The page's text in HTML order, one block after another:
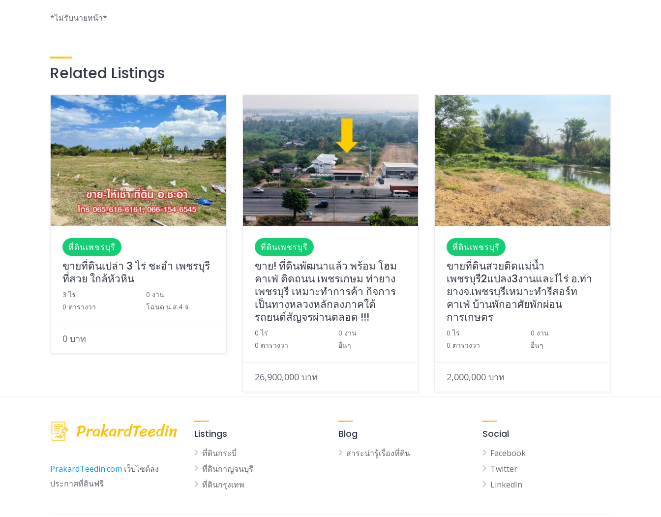
*ไม่รับนายหน้า*
Related Listings
ที่ดินเพชรบุรี
ขายที่ดินเปล่า 3 ไร่ ชะอำ เพชรบุรี
ที่สวย ใกล้หัวหิน
3 ไร่
0 งาน
0 ตารางวา
โฉนด น.ส.4 จ.
0 บาท
ที่ดินเพชรบุรี
ขาย! ที่ดินพัฒนาแล้ว พร้อม โฮม
คาเฟ่ ติดถนน เพชรเกษม ท่ายาง
เพชรบุรี เหมาะทำการค้า กิจการ
เป็นทางหลวงหลักลงภาคใต้
รถยนต์สัญจรผ่านตลอด !!!
0 ไร่
0 งาน
0 ตารางวา
อื่นๆ
26,900,000 บาท
ที่ดินเพชรบุรี
ขายที่ดินสวยติดแม่น้ำ
เพชรบุรี2แปลง3งานและ1ไร่ อ.ท่า
ยางจ.เพชรบุรีเหมาะทำรีสอร์ท
คาเฟ่ บ้านพักอาศัยพักผ่อน
การเกษตร
0 ไร่
0 งาน
0 ตารางวา
อื่นๆ
2,000,000 บาท
PrakardTeedin.com เว็บไซต์ลง
ประกาศที่ดินฟรี
Listings
ที่ดินกระบี่
ที่ดินกาญจนบุรี
ที่ดินกรุงเทพ
Blog
สาระน่ารู้เรื่องที่ดิน
Social
Facebook
Twitter
LinkedIn